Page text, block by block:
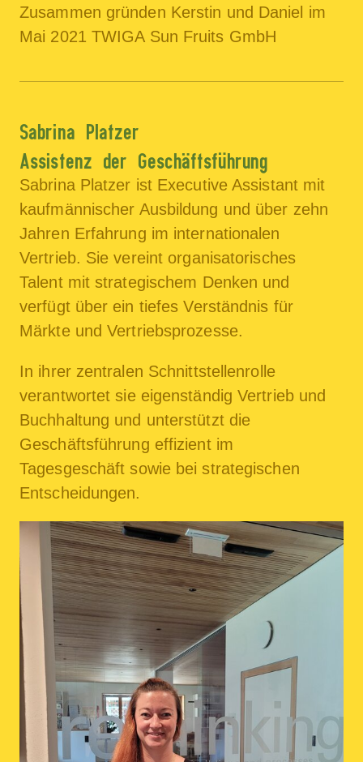
Zusammen gründen Kerstin und Daniel im
Mai 2021 TWIGA Sun Fruits GmbH
Sabrina Platzer
Assistenz der Geschäftsführung
Sabrina Platzer ist Executive Assistant mit
kaufmännischer Ausbildung und über zehn
Jahren Erfahrung im internationalen
Vertrieb. Sie vereint organisatorisches
Talent mit strategischem Denken und
verfügt über ein tiefes Verständnis für
Märkte und Vertriebsprozesse.
In ihrer zentralen Schnittstellenrolle
verantwortet sie eigenständig Vertrieb und
Buchhaltung und unterstützt die
Geschäftsführung effizient im
Tagesgeschäft sowie bei strategischen
Entscheidungen.